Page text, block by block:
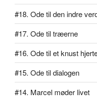
#18. Ode til den indre
#17. Ode til træerne
#16. Ode til et knust
#15. Ode til dialogen
#14. Marcel møder livet